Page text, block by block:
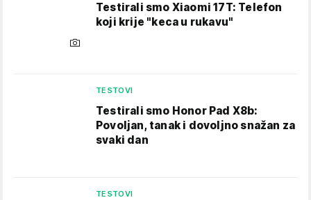
Testirali smo Xiaomi 17T: Telefon
koji krije "keca u rukavu"
TESTOVI
Testirali smo Honor Pad X8b:
Povoljan, tanak i dovoljno snažan za
svaki dan
TESTOVI